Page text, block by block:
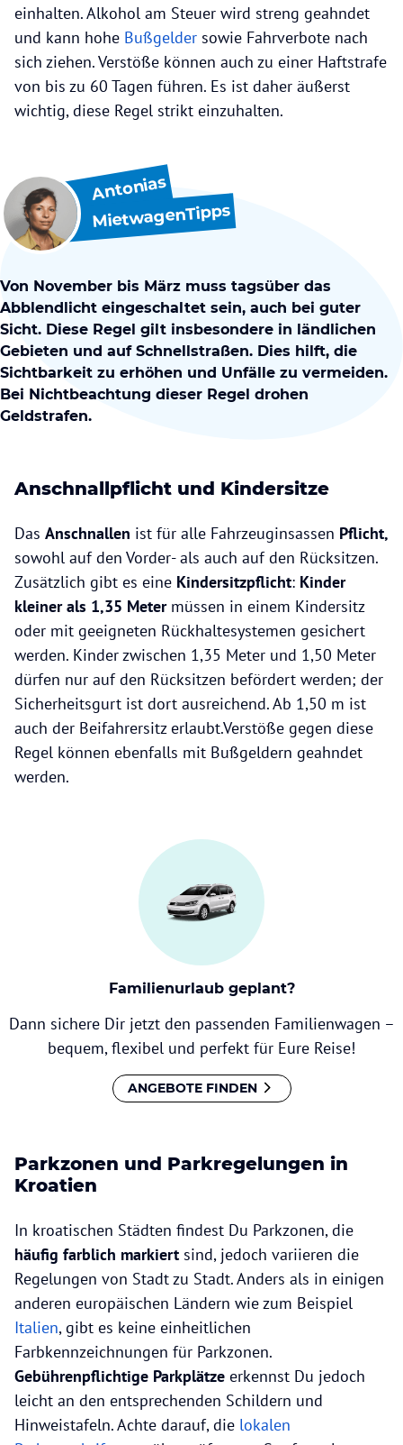
einhalten. Alkohol am Steuer wird streng geahndet
und kann hohe Bußgelder sowie Fahrverbote nach
sich ziehen. Verstöße können auch zu einer Haftstrafe
von bis zu 60 Tagen führen. Es ist daher äußerst
wichtig, diese Regel strikt einzuhalten.
Antonias
MietwagenTipps
Von November bis März muss tagsüber das
Abblendlicht eingeschaltet sein, auch bei guter
Sicht. Diese Regel gilt insbesondere in ländlichen
Gebieten und auf Schnellstraßen. Dies hilft, die
Sichtbarkeit zu erhöhen und Unfälle zu vermeiden.
Bei Nichtbeachtung dieser Regel drohen
Geldstrafen.
Anschnallpflicht und Kindersitze
Das Anschnallen ist für alle Fahrzeuginsassen Pflicht,
sowohl auf den Vorder- als auch auf den Rücksitzen.
Zusätzlich gibt es eine Kindersitzpflicht: Kinder
kleiner als 1,35 Metermüssen in einem Kindersitz
oder mit geeigneten Rückhaltesystemen gesichert
werden. Kinder zwischen 1,35 Meter und 1,50 Meter
dürfen nur auf den Rücksitzen befördert werden; der
Sicherheitsgurt ist dort ausreichend. Ab 1,50 m ist
auch der Beifahrersitz erlaubt.Verstöße gegen diese
Regel können ebenfalls mit Bußgeldern geahndet
werden.
Familienurlaub geplant?
Dann sichere Dir jetzt den passenden Familienwagen –
bequem, flexibel und perfekt für Eure Reise!
ANGEBOTE FINDEN
Parkzonen und Parkregelungen in
Kroatien
In kroatischen Städten findest Du Parkzonen, die
häufig farblich markiert sind, jedoch variieren die
Regelungen von Stadt zu Stadt. Anders als in einigen
anderen europäischen Ländern wie zum Beispiel
Italien, gibt es keine einheitlichen
Farbkennzeichnungen für Parkzonen.
Gebührenpflichtige Parkplätze erkennst Du jedoch
leicht an den entsprechenden Schildern und
Hinweistafeln. Achte darauf, die lokalen